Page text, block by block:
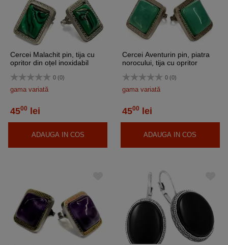
Cercei Malachit pin, tija cu
opritor din oțel inoxidabil
0 (0)
gama variată
4500 lei
ADAUGA IN COS
Cercei Aventurin pin, piatra
norocului, tija cu opritor
0 (0)
gama variată
4500 lei
ADAUGA IN COS